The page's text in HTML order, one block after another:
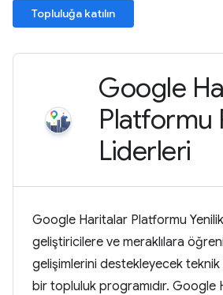
Topluluğa katılın
Google
Platformu
Liderleri
Google Haritalar Platformu
geliştiricilere ve meraklılara
gelişimlerini destekleyecek
bir topluluk programıdır. Google